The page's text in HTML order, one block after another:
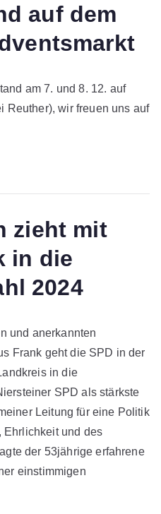
urg
auf dem
am 7. und 8. 12. auf
Reuther), wir freuen uns auf
zieht mit
in die
2024
und anerkannten
Frank geht die SPD in der
in die
SPD als stärkste
Leitung für eine Politik
Ehrlichkeit und des
der 53jährige erfahrene
einstimmigen